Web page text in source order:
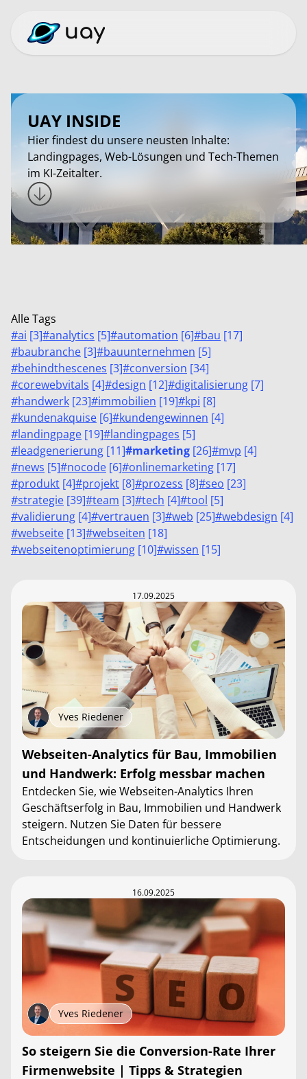
UAY INSIDE
Hier findest du unsere neusten Inhalte:
Landingpages, Web-Lösungen und Tech-Themen
im KI-Zeitalter.
Alle Tags
#ai [3]#analytics [5]#automation [6]#bau [17]
#baubranche [3]#bauunternehmen [5]
#behindthescenes [3]#conversion [34]
#corewebvitals [4]#design [12]#digitalisierung [7]
#handwerk [23]#immobilien [19]#kpi [8]
#kundenakquise [6]#kundengewinnen [4]
#landingpage [19]#landingpages [5]
#leadgenerierung [11]#marketing [26]#mvp [4]
#news [5]#nocode [6]#onlinemarketing [17]
#produkt [4]#projekt [8]#prozess [8]#seo [23]
#strategie [39]#team [3]#tech [4]#tool [5]
#validierung [4]#vertrauen [3]#web [25]#webdesign [4]
#webseite [13]#webseiten [18]
#webseitenoptimierung [10]#wissen [15]
17.09.2025
Yves Riedener
Webseiten-Analytics für Bau, Immobilien
und Handwerk: Erfolg messbar machen
Entdecken Sie, wie Webseiten-Analytics Ihren
Geschäftserfolg in Bau, Immobilien und Handwerk
steigern. Nutzen Sie Daten für bessere
Entscheidungen und kontinuierliche Optimierung.
16.09.2025
Yves Riedener
So steigern Sie die Conversion-Rate Ihrer
Firmenwebsite | Tipps & Strategien